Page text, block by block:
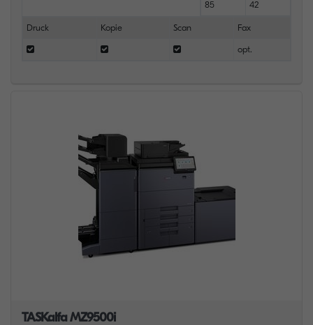
85 42
Druck Kopie Scan Fax
opt.
TASKalfa MZ9500i